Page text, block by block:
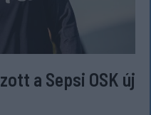
a Sepsi OSK új